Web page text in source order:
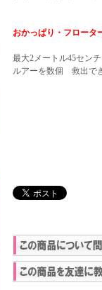
おかっぱり・フロータ
最大2メートル45セン
ルアーを数個 救出で